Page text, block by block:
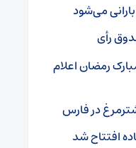
می‌شود
رأی
رمضان اعلام
در فارس
افتتاح شد